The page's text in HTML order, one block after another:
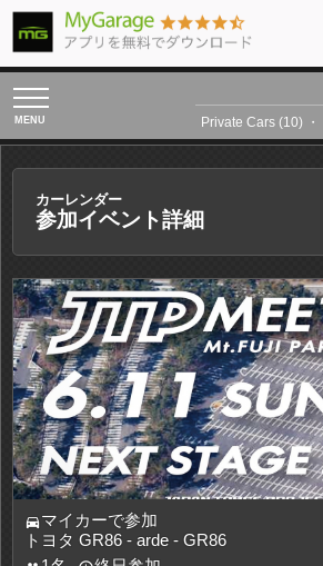
toggle
navigation
Private Cars (10) ・
カーレンダー
参加イベント詳細
directions_carマイカーで参加
トヨタ GR86 - arde - GR86